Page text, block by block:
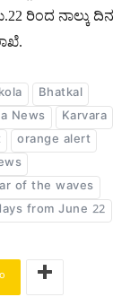
ರಿಂದ ನಾಲ್ಕು ದಿನ
Bhatkal
News
Karvara
orange alert
of the waves
from June 22